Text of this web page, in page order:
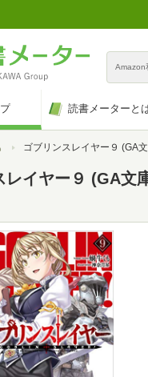
Amazon
読書メーターと
ゴブリンスレイヤー９ (GA
レイヤー９ (GA文